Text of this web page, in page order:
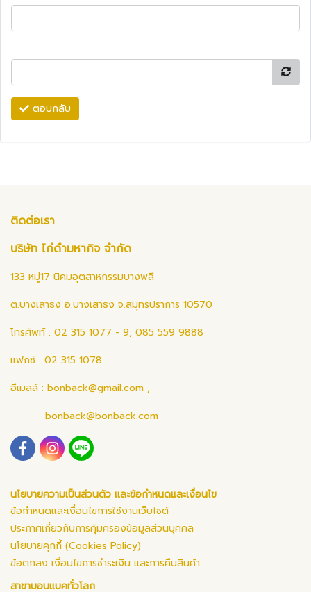
ตอบกลับ
ติดต่อเรา
บริษัท ไก่ดำมหากิจ จำกัด
133 หมู่17 นิคมอุตสาหกรรมบางพลี
ต.บางเสาธง อ.บางเสาธง จ.สมุทรปราการ 10570
โทรศัพท์ : 02 315 1077 - 9, 085 559 9888
แฟกซ์ : 02 315 1078
อีเมลล์ : bonback@gmail.com ,
bonback@bonback.com
นโยบายความเป็นส่วนตัว และข้อกำหนดและเงื่อนไข
ข้อกำหนดและเงื่อนไขการใช้งานเว็บไซต์
ประกาศเกี่ยวกับการคุ้มครองข้อมูลส่วนบุคคล
นโยบายคุกกี้ (Cookies Policy)
ข้อตกลง เงื่อนไขการชำระเงิน และการคืนสินค้า
สาขาบอนแบคทั่วโลก